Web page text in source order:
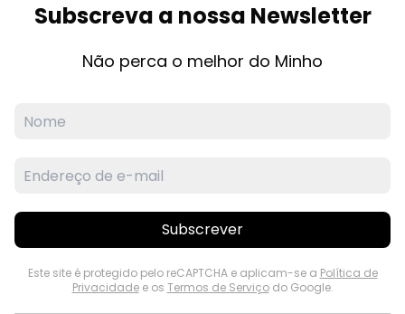
Subscreva a nossa Newsletter
Não perca o melhor do Minho
Subscrever
Este site é protegido pelo reCAPTCHA e aplicam-se a Política de
Privacidadee os Termos de Serviçodo Google.